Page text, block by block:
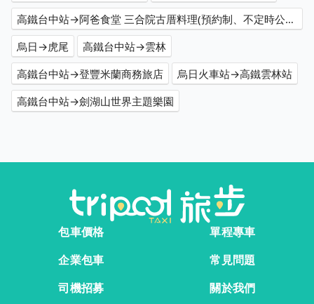
高鐵台中站→阿爸食堂 三合院古厝料理(預約制、不定時公休、無菜單中式家常菜)
烏日→虎尾
高鐵台中站→雲林
高鐵台中站→登豐米蘭商務旅店
烏日火車站→高鐵雲林站
高鐵台中站→劍湖山世界主題樂園
包車價格
單程專車
企業包車
常見問題
司機招募
關於我們